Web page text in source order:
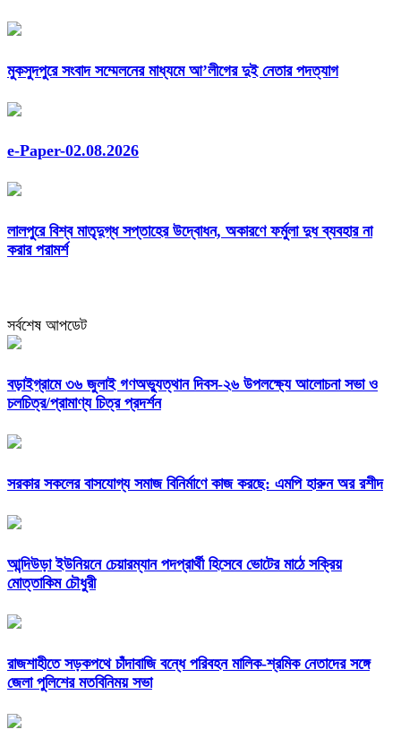
মুকসুদপুরে সংবাদ সম্মেলনের মাধ্যমে আ’লীগের দুই নেতার পদত্যাগ
e-Paper-02.08.2026
লালপুরে বিশ্ব মাতৃদুগ্ধ সপ্তাহের উদ্বোধন, অকারণে ফর্মুলা দুধ ব্যবহার না
করার পরামর্শ
সর্বশেষ আপডেট
বড়াইগ্রামে ৩৬ জুলাই গণঅভ্যুত্থান দিবস-২৬ উপলক্ষ্যে আলোচনা সভা ও
চলচিত্র/প্রামাণ্য চিত্র প্রদর্শন
সরকার সকলের বাসযোগ্য সমাজ বিনির্মাণে কাজ করছে: এমপি হারুন অর রশীদ
আন্দিউড়া ইউনিয়নে চেয়ারম্যান পদপ্রার্থী হিসেবে ভোটের মাঠে সক্রিয়
মোত্তাকিম চৌধুরী
রাজশাহীতে সড়কপথে চাঁদাবাজি বন্ধে পরিবহন মালিক-শ্রমিক নেতাদের সঙ্গে
জেলা পুলিশের মতবিনিময় সভা